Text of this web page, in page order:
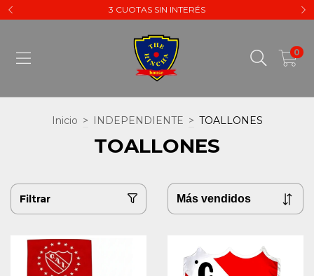
3 CUOTAS SIN INTERÉS
0
Inicio > INDEPENDIENTE > TOALLONES
TOALLONES
Filtrar